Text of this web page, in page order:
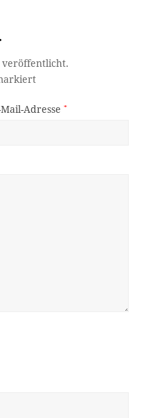
veröffentlicht.
Mail-Adresse*